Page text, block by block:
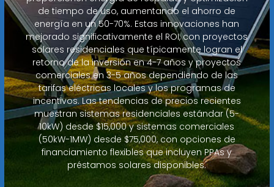
de tiempo de uso, aumentando el ahorro de
energía en un 50-70%. Estas innovaciones han
mejorado significativamente el ROI, con proyectos
solares residenciales que típicamente logran el
retorno de la inversión en 4-7 años y proyectos
comerciales en 3-5 años dependiendo de las
tarifas eléctricas locales y los programas de
incentivos. Las tendencias de precios recientes
muestran sistemas residenciales estándar (5-
10kW) desde $15,000 y sistemas comerciales
(50kW-1MW) desde $75,000, con opciones de
financiamiento flexibles que incluyen PPAs y
préstamos solares disponibles.